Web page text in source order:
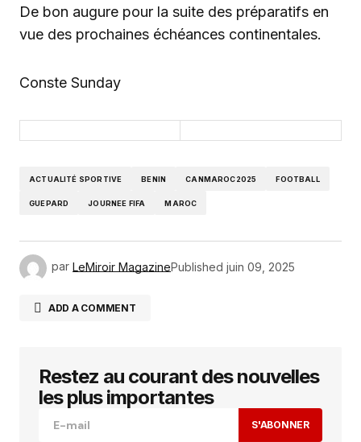
De bon augure pour la suite des préparatifs en
vue des prochaines échéances continentales.
Conste Sunday
ACTUALITÉ SPORTIVE BENIN CANMAROC2025 FOOTBALL
GUEPARD JOURNEE FIFA MAROC
par LeMiroir MagazinePublished juin 09, 2025
ADD A COMMENT
Votre adresse e-mail ne sera pas publiée. Les
champs obligatoires sont indiqués avec
Restez au courant des nouvelles
les plus importantes
S'ABONNER